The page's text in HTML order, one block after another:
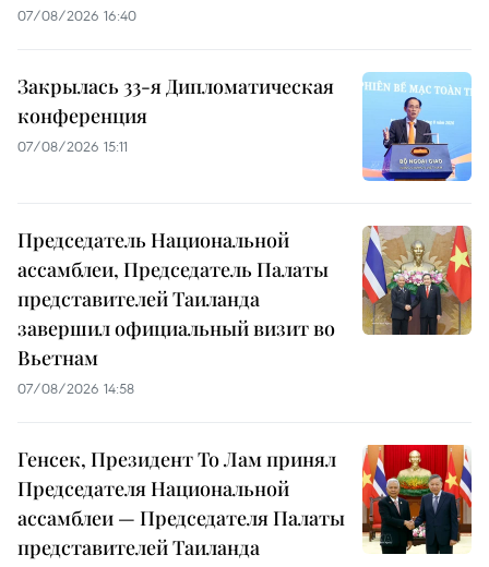
07/08/2026 16:40
Закрылась 33-я Дипломатическая
конференция
07/08/2026 15:11
Председатель Национальной
ассамблеи, Председатель Палаты
представителей Таиланда
завершил официальный визит во
Вьетнам
07/08/2026 14:58
Генсек, Президент То Лам принял
Председателя Национальной
ассамблеи — Председателя Палаты
представителей Таиланда